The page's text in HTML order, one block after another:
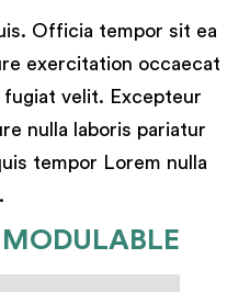
Officia tempor sit ea
exercitation occaecat
velit. Excepteur
nulla laboris pariatur
tempor Lorem nulla